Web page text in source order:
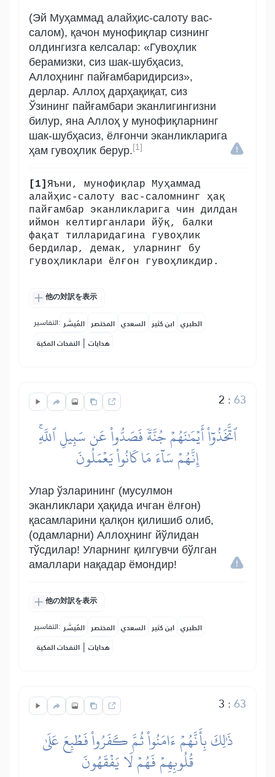
(Эй Муҳаммад алайҳис-салоту вас-
салом), қачон мунофиқлар сизнинг
олдингизга келсалар: «Гувоҳлик
берамизки, сиз шак-шубҳасиз,
Аллоҳнинг пайғамбаридирсиз»,
дерлар. Аллоҳ дарҳақиқат, сиз
Ўзининг пайғамбари эканлигингизни
билур, яна Аллоҳ у мунофиқларнинг
шак-шубҳасиз, ёлғончи эканликларига
ҳам гувоҳлик берур. [1]
[1] Яъни, мунофиқлар Муҳаммад
алайҳис-салоту вас-саломнинг ҳақ
пайғамбар эканликларига чин дилдан
иймон келтирганлари йўқ, балки
фақат тилларидагина гувоҳлик
бердилар, демак, уларнинг бу
гувоҳликлари ёлғон гувоҳликдир.
他の対訳を表示
التفاسير: المُيسَّر المختصر السعدي ابن كثير الطبري
النفحات المكية | هدايات
2 :63
ٱتَّخَذُوٓاْ أَيۡمَٰنَهُمۡ جُنَّةٗ فَصَدُّواْ عَن سَبِيلِ ٱللَّهِۚ
إِنَّهُمۡ سَآءَ مَا كَانُواْ يَعۡمَلُونَ
Улар ўзларининг (мусулмон
эканликлари ҳақида ичган ёлғон)
қасамларини қалқон қилишиб олиб,
(одамларни) Аллоҳнинг йўлидан
тўсдилар! Уларнинг қилгувчи бўлган
амаллари нақадар ёмондир!
他の対訳を表示
التفاسير: المُيسَّر المختصر السعدي ابن كثير الطبري
النفحات المكية | هدايات
3 :63
ذَٰلِكَ بِأَنَّهُمۡ ءَامَنُواْ ثُمَّ كَفَرُواْ فَطُبِعَ عَلَىٰ
قُلُوبِهِمۡ فَهُمۡ لَا يَفۡقَهُونَ